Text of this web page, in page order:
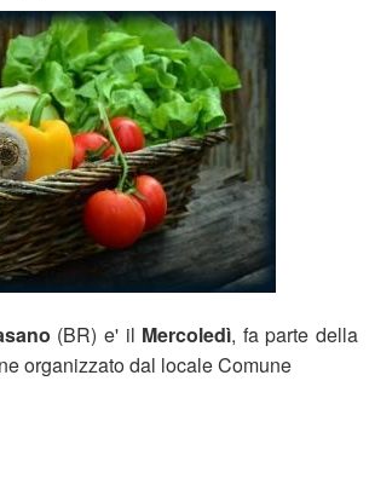
(BR) e' il Mercoledì, fa parte della
organizzato dal locale Comune